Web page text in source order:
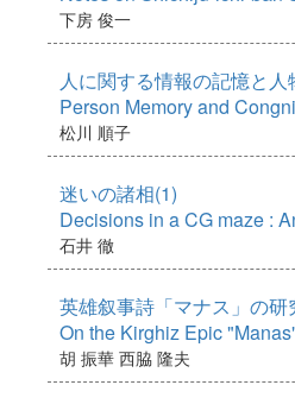
下房 俊一
人に関する情報の記憶と
Person Memory and
松川 順子
迷いの諸相(1)
Decisions in a CG maze :
石井 徹
英雄叙事詩「マナス」の研
On the Kirghiz Epic
胡 振華 西脇 隆夫